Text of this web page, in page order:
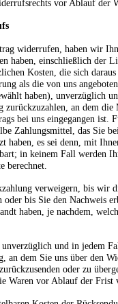
vor Ablauf der
widerrufen, haben wir
haben, einschließlich der
Kosten, die sich
als die von uns
haben), unverzüglich
zurückzuzahlen, an dem
bei uns eingegangen ist.
Zahlungsmittel, das Sie
haben, es sei denn, mit
in keinem Fall werden
berechnet.
verweigern, bis wir
oder bis Sie den Nachweis
haben, je nachdem,
und in jedem
an dem Sie uns über den
zurückzusenden oder zu
Waren vor Ablauf der Frist